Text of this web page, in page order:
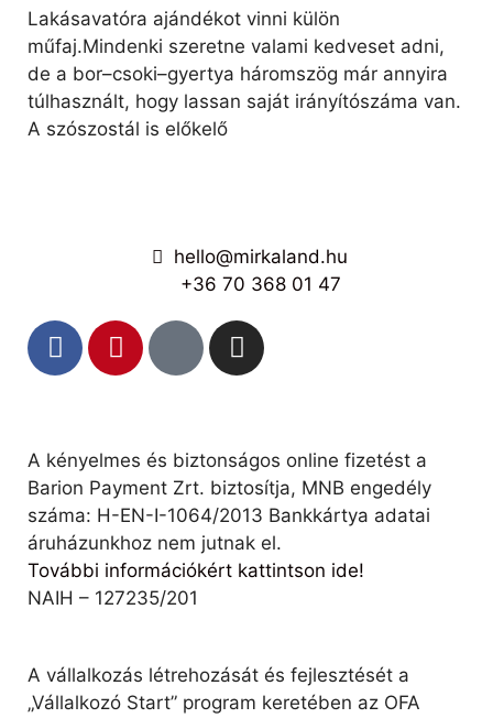
Lakásavatóra ajándékot vinni külön
műfaj.Mindenki szeretne valami kedveset adni,
de a bor–csoki–gyertya háromszög már annyira
túlhasznált, hogy lassan saját irányítószáma van.
A szószostál is előkelő
hello@mirkaland.hu
+36 70 368 01 47
A kényelmes és biztonságos online fizetést a
Barion Payment Zrt. biztosítja, MNB engedély
száma: H-EN-I-1064/2013 Bankkártya adatai
áruházunkhoz nem jutnak el.
További információkért kattintson ide!
NAIH – 127235/201
A vállalkozás létrehozását és fejlesztését a
„Vállalkozó Start” program keretében az OFA